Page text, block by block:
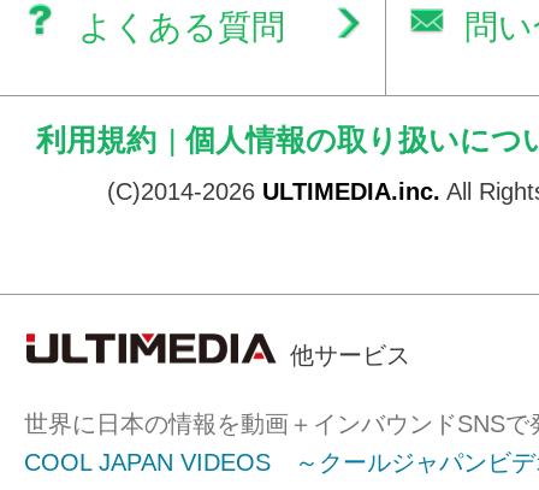
よくある質問 問
利用規約 | 個人情報の取り扱いにつ
(C)2014-2026 ULTIMEDIA.inc. All
他サービス
世界に日本の情報を動画＋インバウンドSNSで
COOL JAPAN VIDEOS ～クールジャパンビ